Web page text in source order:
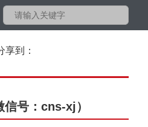
享到：
信号：cns-xj）